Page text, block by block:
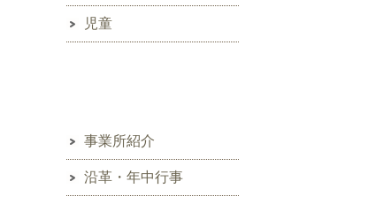
児童
事業所紹介
沿革・年中行事